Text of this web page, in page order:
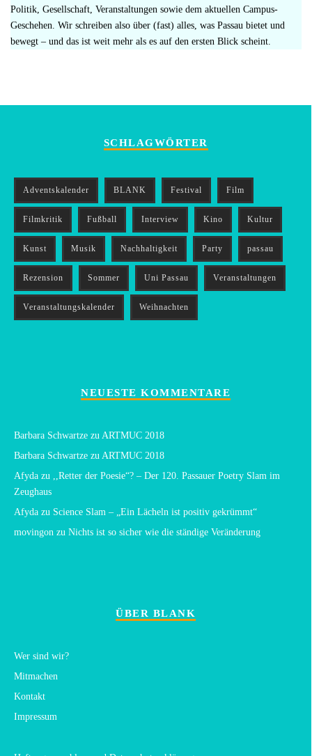
Politik, Gesellschaft, Veranstaltungen sowie dem aktuellen Campus-
Geschehen. Wir schreiben also über (fast) alles, was Passau bietet und
bewegt – und das ist weit mehr als es auf den ersten Blick scheint.
SCHLAGWÖRTER
Adventskalender BLANK Festival Film
Filmkritik Fußball Interview Kino Kultur
Kunst Musik Nachhaltigkeit Party passau
Rezension Sommer Uni Passau Veranstaltungen
Veranstaltungskalender Weihnachten
NEUESTE KOMMENTARE
Barbara Schwartze zu ARTMUC 2018
Barbara Schwartze zu ARTMUC 2018
Afyda zu ,,Retter der Poesie“? – Der 120. Passauer Poetry Slam im
Zeughaus
Afyda zu Science Slam – „Ein Lächeln ist positiv gekrümmt“
movingon zu Nichts ist so sicher wie die ständige Veränderung
ÜBER BLANK
Wer sind wir?
Mitmachen
Kontakt
Impressum